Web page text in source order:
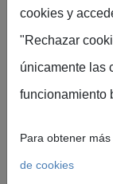
el
cookies y
"Rechazar
únicamente las
funcionamiento
Para obtener
de cookies